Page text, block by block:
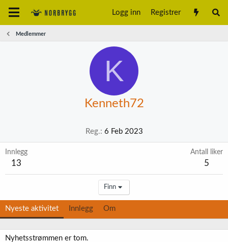
Logg inn Registrer
Medlemmer
K
Kenneth72
Reg. 6 Feb 2023
Innlegg
13
Antall liker
5
Finn
Nyeste aktivitet Innlegg Om
Nyhetsstrømmen er tom.